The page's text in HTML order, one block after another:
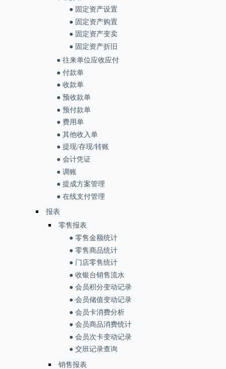
● 固定资产设置
● 固定资产购置
● 固定资产变卖
● 固定资产折旧
● 往来单位应收应付
● 付款单
● 收款单
● 预收款单
● 预付款单
● 费用单
● 其他收入单
● 提现/存现/转账
● 会计凭证
● 调账
● 提成方案管理
● 在线支付管理
报表
零售报表
● 零售金额统计
● 零售商品统计
● 门店零售统计
● 收银台销售流水
● 会员积分变动记录
● 会员储值变动记录
● 会员卡消费分析
● 会员商品消费统计
● 会员次卡变动记录
● 交班记录查询
销售报表